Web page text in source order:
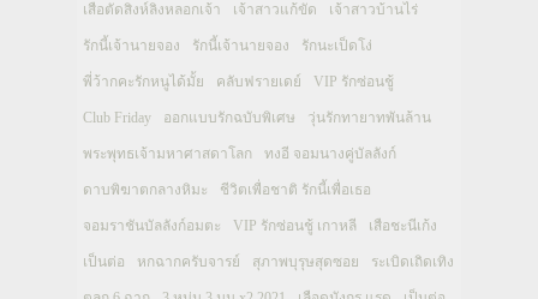
เสือตัดสิงห์ลิงหลอกเจ้า เจ้าสาวแก้ขัด เจ้าสาวบ้านไร่
รักนี้เจ้านายจอง รักนี้เจ้านายจอง รักนะเป็ดโง่
พี่ว้ากคะรักหนูได้มั้ย คลับฟรายเดย์ VIP รักซ่อนชู้
Club Friday ออกแบบรักฉบับพิเศษ วุ่นรักทายาทพันล้าน
พระพุทธเจ้ามหาศาสดาโลก ทงอี จอมนางคู่บัลลังก์
ดาบพิฆาตกลางหิมะ ชีวิตเพื่อชาติ รักนี้เพื่อเธอ
จอมราชันบัลลังก์อมตะ VIP รักซ่อนชู้ เกาหลี เสือชะนีเก้ง
เป็นต่อ หกฉากครับจารย์ สุภาพบุรุษสุดซอย ระเบิดเถิดเทิง